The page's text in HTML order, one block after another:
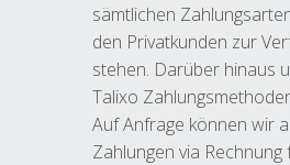
sämtlichen
den Privatkunden zur
stehen. Darüber hinaus
Talixo
Auf Anfrage können wir
Zahlungen via